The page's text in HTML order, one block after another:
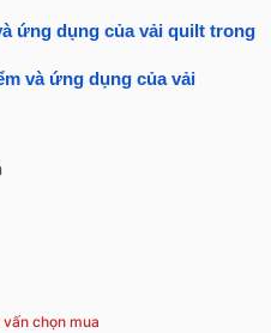
ứng dụng của vải quilt trong
và ứng dụng của vải
vấn chọn mua